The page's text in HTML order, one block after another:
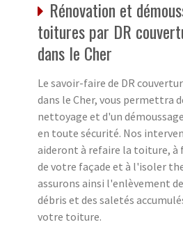
Rénovation et
toitures par DR
dans le Cher
Le savoir-faire de DR
dans le Cher, vous permettra
nettoyage et d'un
en toute sécurité. Nos
aideront à refaire la toiture, à
de votre façade et à l'isoler
assurons ainsi l'enlèvement
débris et des saletés
votre toiture.